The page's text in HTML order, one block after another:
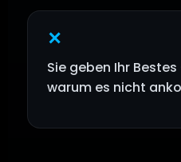
✕
Sie geben Ihr
warum es nicht